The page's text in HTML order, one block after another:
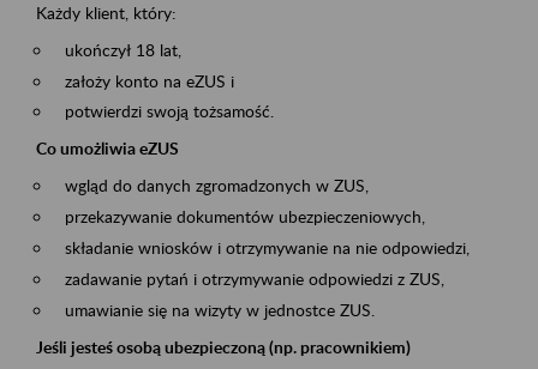
Każdy klient, który:
ukończył 18 lat,
założy konto na eZUS i
potwierdzi swoją tożsamość.
Co umożliwia eZUS
wgląd do danych zgromadzonych w ZUS,
przekazywanie dokumentów ubezpieczeniowych,
składanie wniosków i otrzymywanie na nie odpowiedzi,
zadawanie pytań i otrzymywanie odpowiedzi z ZUS,
umawianie się na wizyty w jednostce ZUS.
Jeśli jesteś osobą ubezpieczoną (np. pracownikiem)